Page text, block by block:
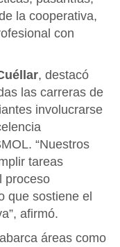
la cooperativa,
con
, destacó
las carreras de
involucrarse
“Nuestros
tareas
proceso
que sostiene el
afirmó.
áreas como